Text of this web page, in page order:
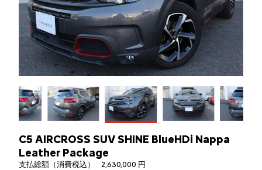
C5 AIRCROSS SUV SHINE BlueHDi Nappa
Leather Package
支払総額（消費税込）
2,630,000 円